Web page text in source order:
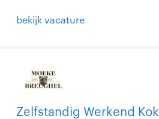
bekijk vacature
Zelfstandig Werkend Kok